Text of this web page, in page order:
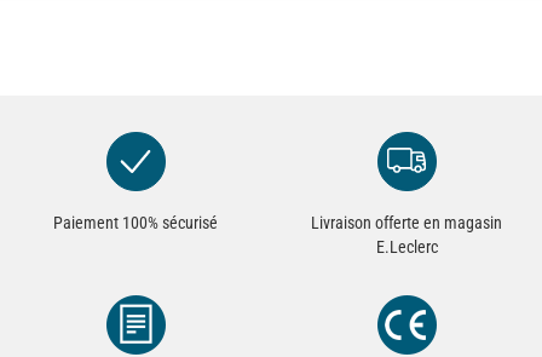
Paiement 100% sécurisé
Livraison offerte en magasin
E.Leclerc